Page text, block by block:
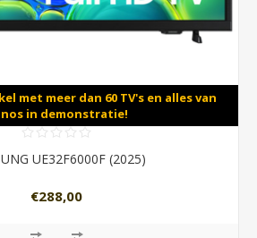
met meer dan 60 TV's en alles van
in demonstratie!
UE32F6000F (2025)
€288,00